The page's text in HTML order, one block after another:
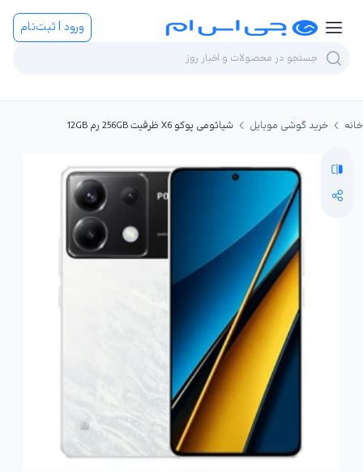
ورود | ثبت‌نام
خانه خرید گوشی موبایل شیائومی پوکو X6 ظرفیت 256GB رم 12GB